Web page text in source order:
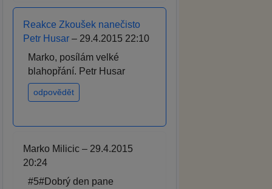
Reakce Zkoušek nanečisto
Petr Husar – 29.4.2015 22:10
Marko, posílám velké
blahopřání. Petr Husar
odpovědět
Marko Milicic – 29.4.2015
20:24
#5#Dobrý den pane